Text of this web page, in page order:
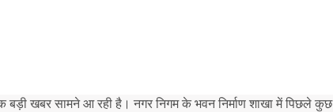
खबर सामने आ रही है। नगर निगम के भवन निर्माण शाखा में पिछले कुछ